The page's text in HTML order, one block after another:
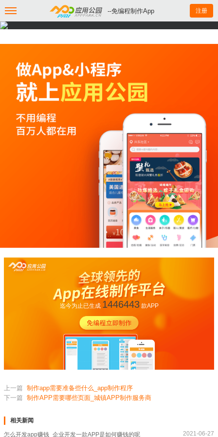
--免编程制作App 注册
迄今为止已生成 1446443款APP
上一篇 制作app需要准备些什么_app制作程序
下一篇 制作APP需要哪些页面_城镇APP制作服务商
相关新闻
怎么开发app赚钱_企业开发一款APP是如何赚钱的呢 2021-06-27